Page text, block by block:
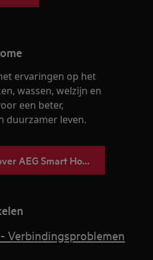
ervaringen op het
wassen, welzijn en
een beter,
duurzamer leven.
Meer weten over AEG Smart Home
Verbindingsproblemen